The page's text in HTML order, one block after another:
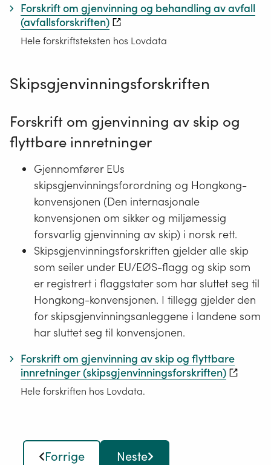
Forskrift om gjenvinning og behandling av avfall
(avfallsforskriften)
Hele forskriftsteksten hos Lovdata
Skipsgjenvinningsforskriften
Forskrift om gjenvinning av skip og
flyttbare innretninger
Gjennomfører EUs
skipsgjenvinningsforordning og Hongkong-
konvensjonen (Den internasjonale
konvensjonen om sikker og miljømessig
forsvarlig gjenvinning av skip) i norsk rett.
Skipsgjenvinningsforskriften gjelder alle skip
som seiler under EU/EØS-flagg og skip som
er registrert i flaggstater som har sluttet seg til
Hongkong-konvensjonen. I tillegg gjelder den
for skipsgjenvinningsanleggene i landene som
har sluttet seg til konvensjonen.
Forskrift om gjenvinning av skip og flyttbare
innretninger (skipsgjenvinningsforskriften)
Hele forskriften hos Lovdata.
Forrige Neste